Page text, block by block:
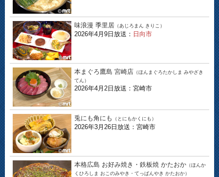
味浪漫 季里居 （あじろまん きりこ）
2026年4月9日放送： 日向市
本まぐろ鷹島 宮崎店 （ほんまぐろたかしま みやざき
てん）
2026年4月2日放送：宮崎市
兎にも角にも （とにもかくにも）
2026年3月26日放送：宮崎市
本格広島 お好み焼き・鉄板焼 かたおか （ほんか
くひろしま おこのみやき・てっぱんやき かたおか）